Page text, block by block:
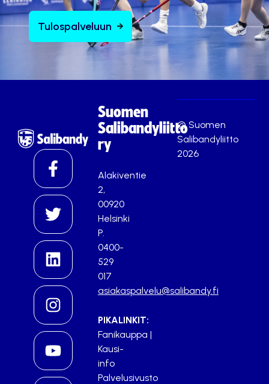
Tulospalveluun
Suomen
Salibandyliitto
ry
Alakiventie
2,
00920
Helsinki
P.
0400-
529
017
asiakaspalvelu@salibandy.fi
PIKALINKIT:
Fanikauppa |
Kausi-
info
Palvelusivusto
© Suomen
Salibandyliitto
2026